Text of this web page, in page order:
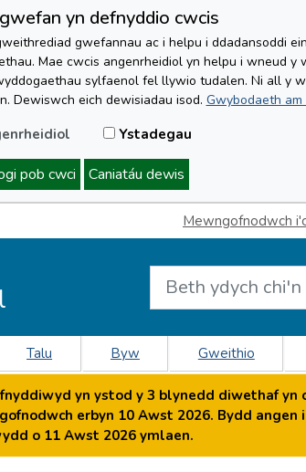
yn defnyddio cwcis
gwefannau ac i helpu i ddadansoddi
Mae cwcis angenrheidiol yn helpu i wneud y
sylfaenol fel llywio tudalen. Ni all y
Dewiswch eich dewisiadau isod. Gwybodaeth am
Ystadegau
pob cwci Caniatáu dewis
Mewngofnodwch
Talu Byw Gweithio
yn ystod y 3 blynedd diwethaf yn
erbyn 10 Awst 2026. Bydd angen
o 11 Awst 2026 ymlaen.